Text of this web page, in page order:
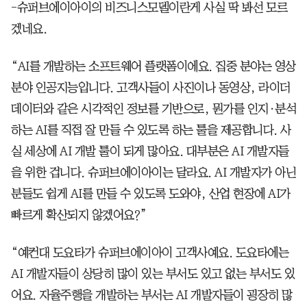
-슈퍼브에이아이의 비즈니스모델이란게 사실 딱 봐선 모르
겠네요.
“AI를 개발하는 소프트웨어 플랫폼이에요. 집중 분야는 영상
분야 인공지능입니다. 고객사들이 사진이나 동영상, 라이더
데이터와 같은 시각적인 정보를 기반으로, 뭔가를 인지·분석
하는 AI를 직접 잘 만들 수 있도록 하는 툴을 제공합니다. 사
실 세상에 AI 개발 툴이 되게 많아요. 대부분은 AI 개발자들
을 위한 겁니다. 슈퍼브에이아이는 달라요. AI 개발자가 아닌
분들도 쉽게 AI를 만들 수 있도록 도와야, 산업 현장에 AI가
빠르게 확산되지 않겠어요?”
“예컨대 도요타가 슈퍼브에이아이 고객사예요. 도요타에는
AI 개발자들이 상당히 많이 있는 부서도 있고 없는 부서도 있
어요. 자율주행을 개발하는 부서는 AI 개발자들이 굉장히 많